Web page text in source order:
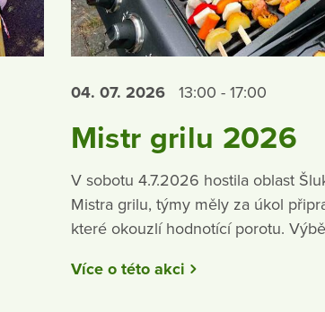
04. 07. 2026 13:00 - 17:00
Mistr grilu 2026
V sobotu 4.7.2026 hostila oblast
Mistra grilu, týmy měly za úkol
které okouzlí hodnotící porotu.
Více o této akci